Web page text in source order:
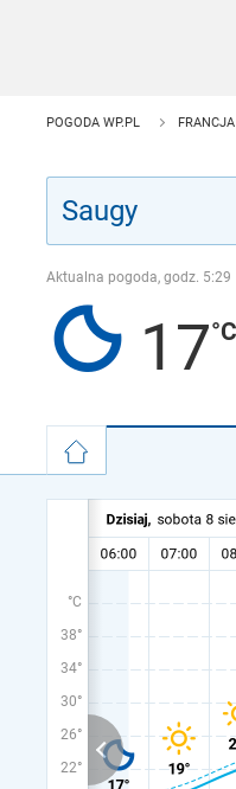
POGODA WP.PL FRANCJA
Aktualna pogoda, godz. 5:29
17
°C
38°
34°
30°
26°
22°